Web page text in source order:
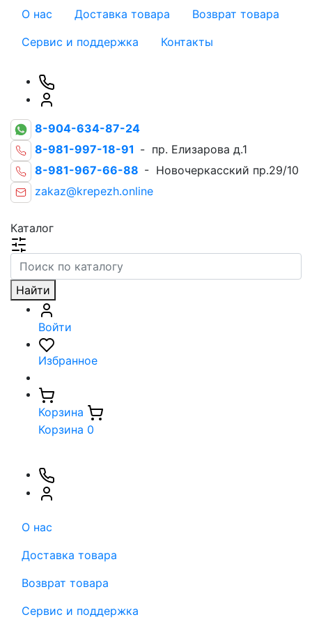
О нас Доставка товара
Возврат товара
Сервис и поддержка
Контакты
8-904-634-87-24
8-981-997-18-91 - пр. Елизарова д.1
8-981-967-66-88 - Новочеркасский пр.29/10
zakaz@krepezh.online
Каталог
Найти
Войти
Избранное
Корзина
Корзина 0
О нас
Доставка товара
Возврат товара
Сервис и поддержка